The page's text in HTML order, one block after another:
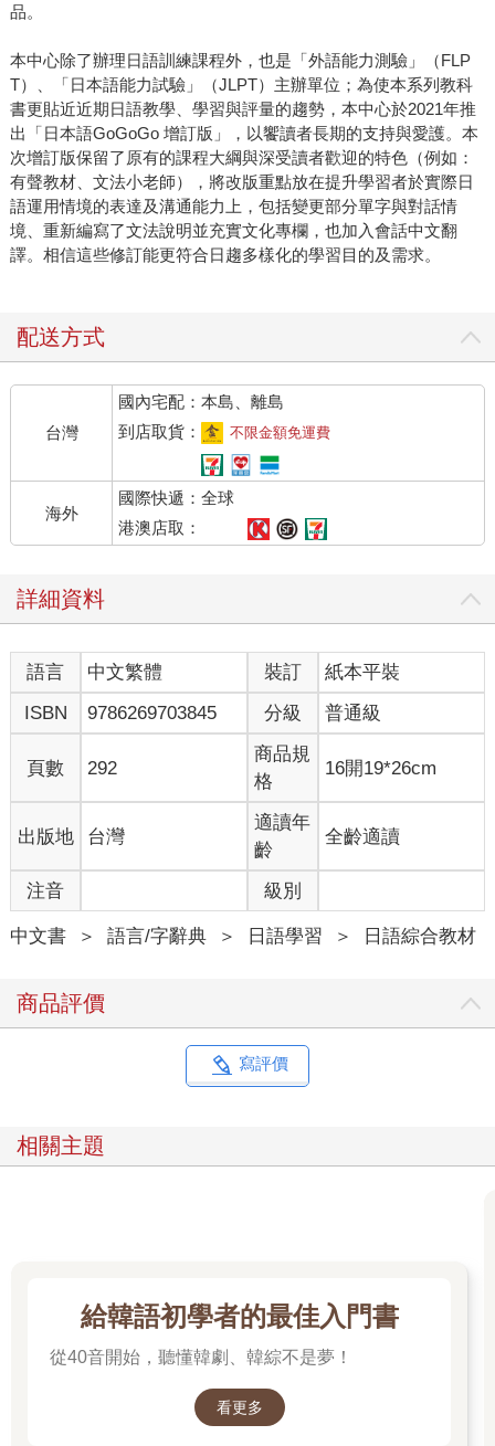
品。
本中心除了辦理日語訓練課程外，也是「外語能力測驗」（FLP
T）、「日本語能力試驗」（JLPT）主辦單位；為使本系列教科
書更貼近近期日語教學、學習與評量的趨勢，本中心於2021年推
出「日本語GoGoGo 增訂版」，以饗讀者長期的支持與愛護。本
次增訂版保留了原有的課程大綱與深受讀者歡迎的特色（例如：
有聲教材、文法小老師），將改版重點放在提升學習者於實際日
語運用情境的表達及溝通能力上，包括變更部分單字與對話情
境、重新編寫了文法說明並充實文化專欄，也加入會話中文翻
譯。相信這些修訂能更符合日趨多樣化的學習目的及需求。
配送方式
台灣
國內宅配：本島、離島
到店取貨：
不限金額免運費
海外
國際快遞：全球
港澳店取：
詳細資料
語言 中文繁體 裝訂
紙本平裝
ISBN
9786269703845 分級 普通級
頁數 292
商品規
格
16開19*26cm
出版地 台灣
適讀年
齡
全齡適讀
注音 級別
中文書 ＞ 語言/字辭典 ＞ 日語學習 ＞ 日語綜合教材
商品評價
寫評價
相關主題
給韓語初學者的最佳入門書
從40音開始，聽懂韓劇、韓綜不是夢！
看更多